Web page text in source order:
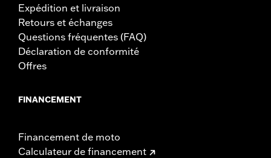
Expédition et livraison
Retours et échanges
Questions fréquentes (FAQ)
Déclaration de conformité
Offres
FINANCEMENT
Financement de moto
Calculateur de financement